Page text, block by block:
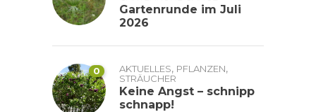
Gartenrunde im Juli
2026
0 AKTUELLES, PFLANZEN,
STRÄUCHER
Keine Angst – schnipp
schnapp!